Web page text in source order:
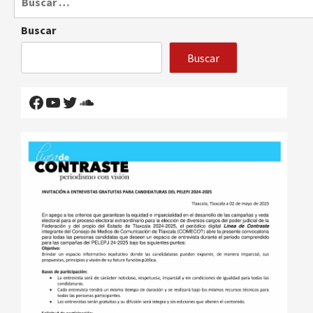
Buscar
Buscar
Facebook
YouTube
Twitter
SoundCloud